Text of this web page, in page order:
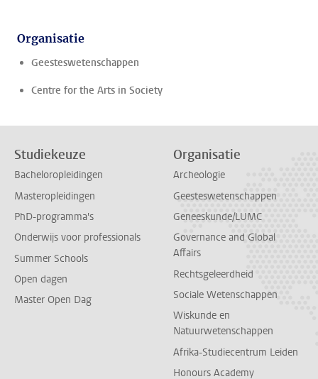
Organisatie
Geesteswetenschappen
Centre for the Arts in Society
Studiekeuze
Bacheloropleidingen
Masteropleidingen
PhD-programma's
Onderwijs voor professionals
Summer Schools
Open dagen
Master Open Dag
Organisatie
Archeologie
Geesteswetenschappen
Geneeskunde/LUMC
Governance and Global
Affairs
Rechtsgeleerdheid
Sociale Wetenschappen
Wiskunde en
Natuurwetenschappen
Afrika-Studiecentrum Leiden
Honours Academy